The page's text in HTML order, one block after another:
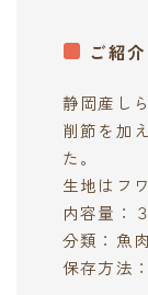
ご紹介
静岡産し
削節を加
た。
生地はフ
内容量：
分類：魚
保存方法